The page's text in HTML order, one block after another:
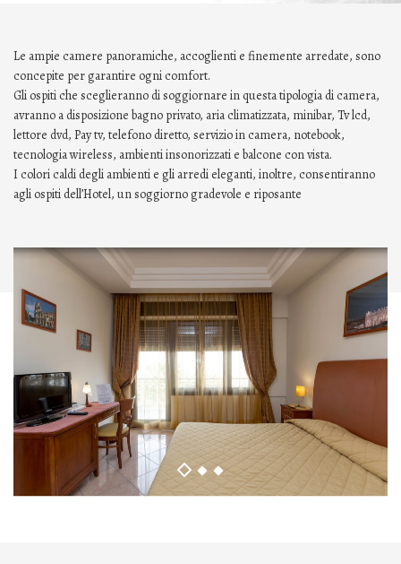
Le ampie camere panoramiche, accoglienti e finemente arredate, sono
concepite per garantire ogni comfort.
Gli ospiti che sceglieranno di soggiornare in questa tipologia di camera,
avranno a disposizione bagno privato, aria climatizzata, minibar, Tv lcd,
lettore dvd, Pay tv, telefono diretto, servizio in camera, notebook,
tecnologia wireless, ambienti insonorizzati e balcone con vista.
I colori caldi degli ambienti e gli arredi eleganti, inoltre, consentiranno
agli ospiti dell’Hotel, un soggiorno gradevole e riposante